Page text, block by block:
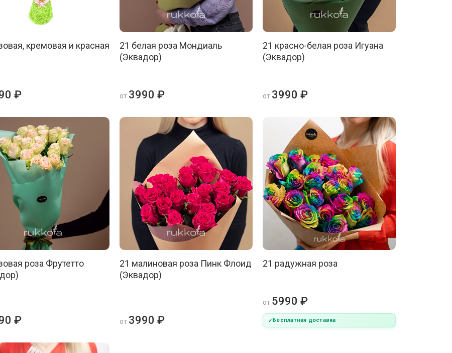
кремовая и красная
₽
21 белая роза Мондиаль
(Эквадор)
от 3990 ₽
21 красно-белая роза Игуана
(Эквадор)
от 3990 ₽
роза Фрутетто
₽
21 малиновая роза Пинк Флоид
(Эквадор)
от 3990 ₽
21 радужная роза
от 5990 ₽
Бесплатная доставка